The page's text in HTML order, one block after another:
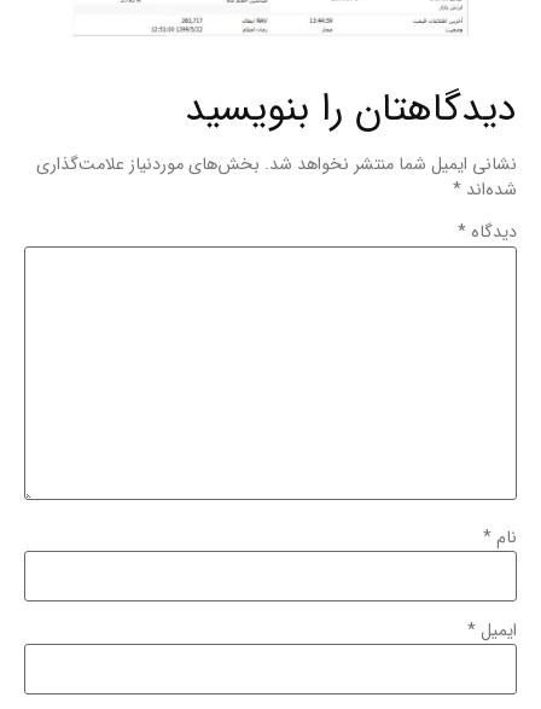
دیدگاهتان را بنویسید
نشانی ایمیل شما منتشر نخواهد شد. بخش‌های موردنیاز علامت‌گذاری
شده‌اند *
دیدگاه *
نام*
ایمیل*